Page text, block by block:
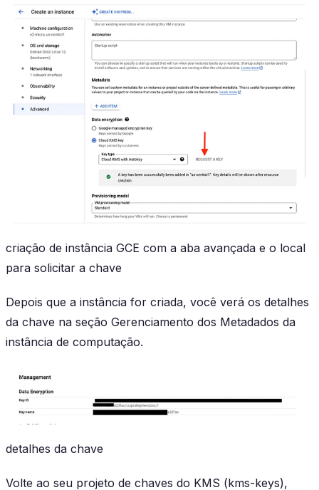
criação de instância GCE com a aba avançada e o local
para solicitar a chave
Depois que a instância for criada, você verá os detalhes
da chave na seção Gerenciamento dos Metadados da
instância de computação.
detalhes da chave
Volte ao seu projeto de chaves do KMS (kms-keys),